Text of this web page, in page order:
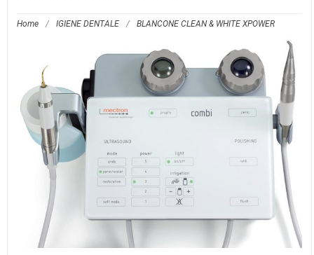
Home / IGIENE DENTALE / BLANCONE CLEAN & WHITE XPOWER